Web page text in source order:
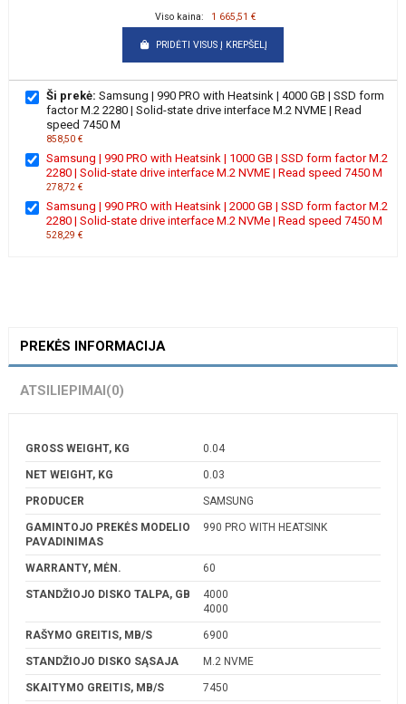
Viso kaina: 1 665,51 €
PRIDĖTI VISUS Į KREPŠELĮ
Ši prekė: Samsung | 990 PRO with Heatsink | 4000 GB | SSD form
factor M.2 2280 | Solid-state drive interface M.2 NVME | Read
speed 7450 M
858,50 €
Samsung | 990 PRO with Heatsink | 1000 GB | SSD form factor M.2
2280 | Solid-state drive interface M.2 NVME | Read speed 7450 M
278,72 €
Samsung | 990 PRO with Heatsink | 2000 GB | SSD form factor M.2
2280 | Solid-state drive interface M.2 NVMe | Read speed 7450 M
528,29 €
PREKĖS INFORMACIJA
ATSILIEPIMAI(0)
GROSS WEIGHT, KG 0.04
NET WEIGHT, KG 0.03
PRODUCER SAMSUNG
GAMINTOJO PREKĖS MODELIO
PAVADINIMAS
990 PRO WITH HEATSINK
WARRANTY, MĖN. 60
STANDŽIOJO DISKO TALPA, GB
4000
4000
RAŠYMO GREITIS, MB/S 6900
STANDŽIOJO DISKO SĄSAJA M.2 NVME
SKAITYMO GREITIS, MB/S 7450